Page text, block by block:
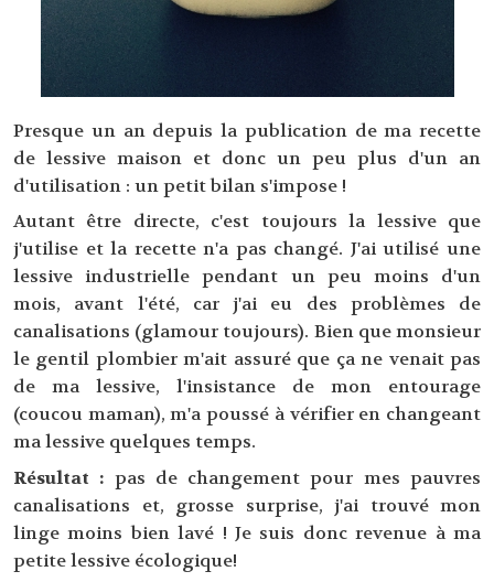
Presque un an depuis la publication de ma recette
de lessive maison et donc un peu plus d'un an
d'utilisation : un petit bilan s'impose !
Autant être directe, c'est toujours la lessive que
j'utilise et la recette n'a pas changé. J'ai utilisé une
lessive industrielle pendant un peu moins d'un
mois, avant l'été, car j'ai eu des problèmes de
canalisations (glamour toujours). Bien que monsieur
le gentil plombier m'ait assuré que ça ne venait pas
de ma lessive, l'insistance de mon entourage
(coucou maman), m'a poussé à vérifier en changeant
ma lessive quelques temps.
Résultat : pas de changement pour mes pauvres
canalisations et, grosse surprise, j'ai trouvé mon
linge moins bien lavé ! Je suis donc revenue à ma
petite lessive écologique!